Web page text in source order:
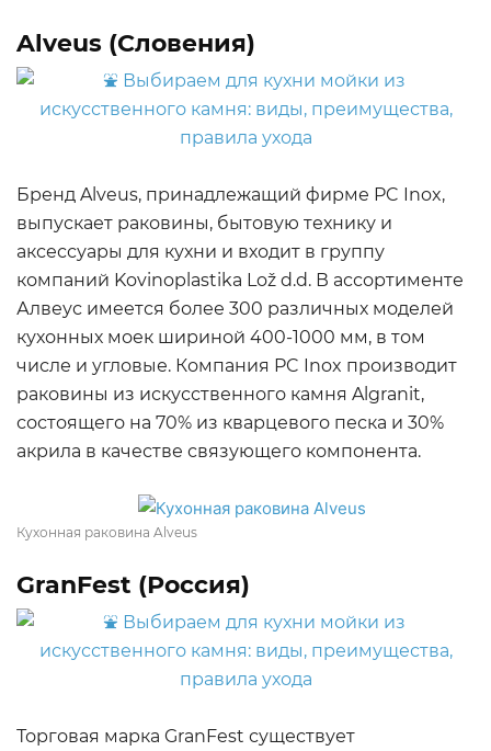
Alveus (Словения)
Бренд Alveus, принадлежащий фирме PC Inox,
выпускает раковины, бытовую технику и
аксессуары для кухни и входит в группу
компаний Kovinoplastika Lož d.d. В ассортименте
Алвеус имеется более 300 различных моделей
кухонных моек шириной 400-1000 мм, в том
числе и угловые. Компания PC Inox производит
раковины из искусственного камня Algranit,
состоящего на 70% из кварцевого песка и 30%
акрила в качестве связующего компонента.
Кухонная раковина Alveus
GranFest (Россия)
Торговая марка GranFest существует